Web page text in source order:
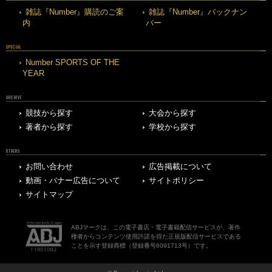
雑誌『Number』購読のご案
内
雑誌『Number』バックナン
バー
SPECIAL
Number SPORTS OF THE
YEAR
ARCHIVE
競技から探す
大会から探す
著者から探す
学校から探す
OTHERS
お問い合わせ
広告掲載について
動画・バナー広告について
サイトポリシー
サイトマップ
ABJマークは、この電子書店・電子書籍配信サービスが、著作
権者からコンテンツ使用許諾を得た正規版配信サービスである
ことを示す登録商標（登録番号6091713号）です。